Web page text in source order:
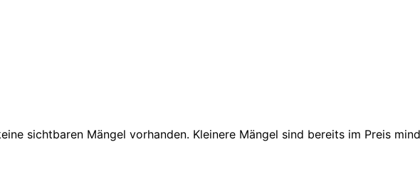
sichtbaren Mängel vorhanden. Kleinere Mängel sind bereits im Preis